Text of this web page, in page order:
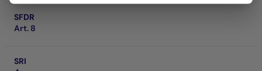
SFDR
Art. 8
SRI